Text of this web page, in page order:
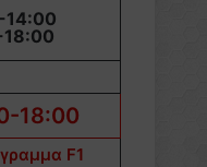
14:00
18:00
F1